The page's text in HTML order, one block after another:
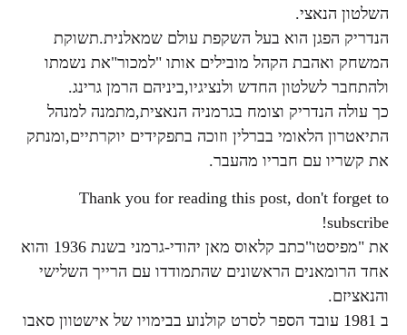
השלטון הנאצי.
הנדריק הפגן הוא בעל השקפת עולם שמאלנית.תשוקת
המשחק ואהבת הקהל מובילים אותו "למכור"את נשמתו
ולהתחבר לשלטון החדש ולנציגיו,ביניהם הרמן גרינג.
כך עולה הנדריק וצומח בגרמניה הנאצית,מתמנה למנהל
התיאטרון הלאומי בברלין וזוכה בתפקידים יוקרתיים,ומנתק
את קשריו עם חבריו מהעבר.
Thank you for reading this post, don't forget to
subscribe!
את "מפיסטו"כתב קלאוס מאן יהודי-גרמני בשנת 1936 והוא
אחד הרומאנים הראשונים שהתמודדו עם הרייך השלישי
והנאציזם.
ב 1981 עובד הספר לסרט קולנוע בבימויו של אישטוון סאבו